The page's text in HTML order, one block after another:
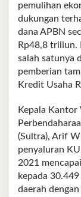
pemulihan
dukungan
dana APBN
Rp48,8
salah satunya
pemberian
Kredit Usaha
Kepala
(Sultra), Arif
penyaluran
2021
kepada
daerah